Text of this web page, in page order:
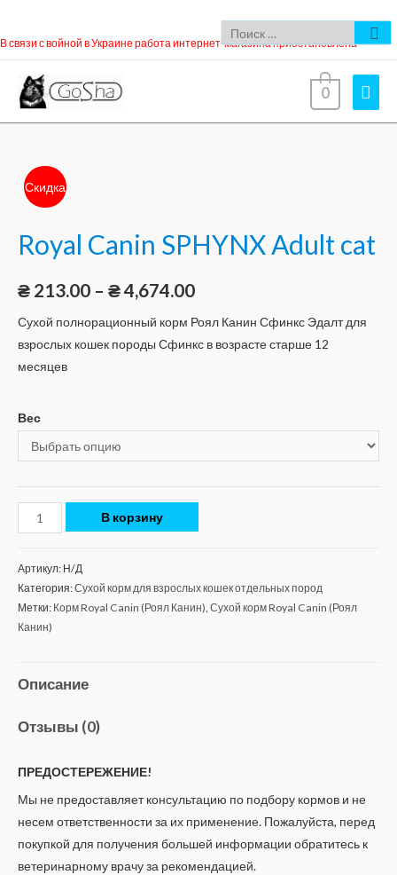
В связи с войной в Украине работа интернет-магазина приостановлена
0
Скидка
Royal Canin SPHYNX Adult cat
₴ 213.00 – ₴4,674.00
Сухой полнорационный корм Роял Канин Сфинкс Эдалт для
взрослых кошек породы Сфинкс в возрасте старше 12
месяцев
Вес
В корзину
Артикул: Н/Д
Категория:Сухой корм для взрослых кошек отдельных пород
Метки: Корм Royal Canin (Роял Канин), Сухой корм Royal Canin (Роял
Канин)
Описание
Отзывы (0)
ПРЕДОСТЕРЕЖЕНИЕ!
Мы не предоставляет консультацию по подбору кормов и не
несем ответственности за их применение. Пожалуйста, перед
покупкой для получения большей информации обратитесь к
ветеринарному врачу за рекомендацией.